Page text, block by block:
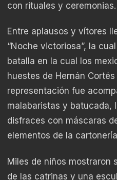
con rituales y ceremonias.
Entre aplausos y vítores
“Noche victoriosa”, la
batalla en la cual los
huestes de Hernán Cortés
representación fue
malabaristas y batucada,
disfraces con máscaras
elementos de la
Miles de niños mostraron
de las catrinas y una